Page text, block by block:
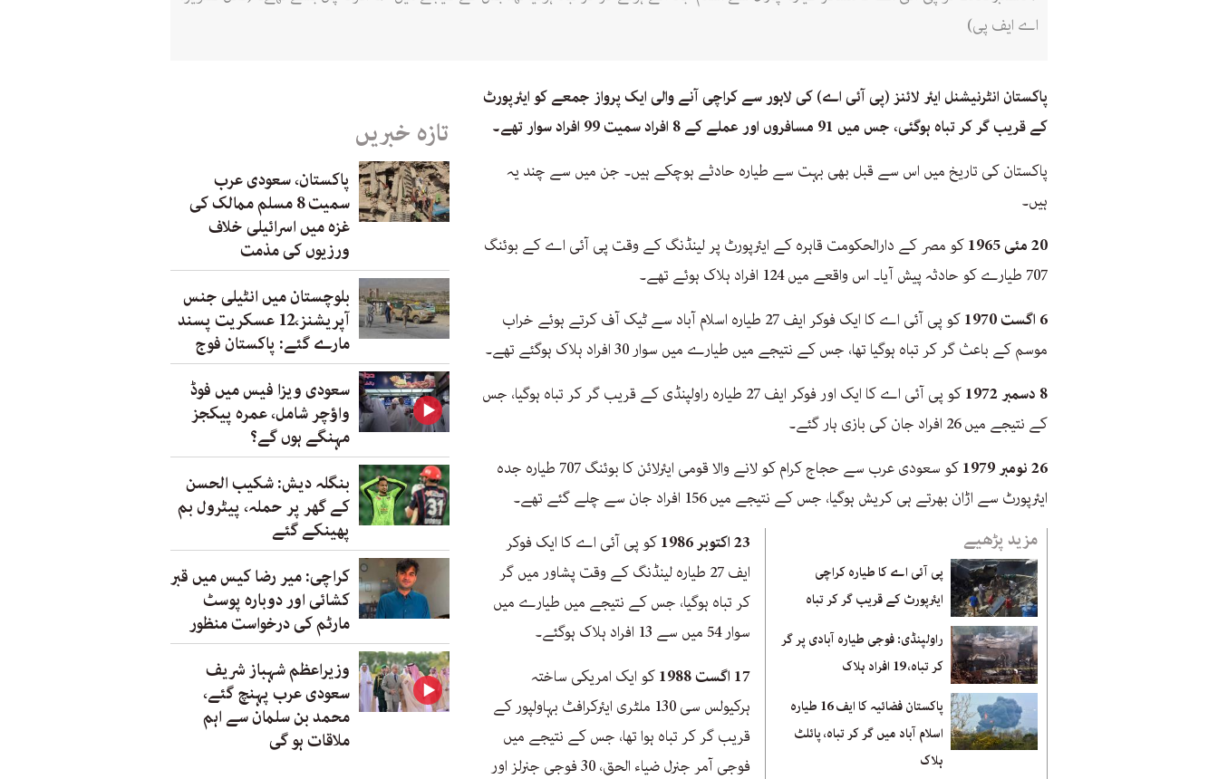
اے ایف پی)
پاکستان انٹرنیشنل ایئر لائنز (پی آئی اے) کی لاہور سے کراچی آنے والی ایک پرواز جمعے کو ایئرپورٹ
کے قریب گر کر تباہ ہوگئی، جس میں 91 مسافروں اور عملے کے 8 افراد سمیت 99 افراد سوار تھے۔
پاکستان کی تاریخ میں اس سے قبل بھی بہت سے طیارہ حادثے ہوچکے ہیں۔ جن میں سے چند یہ
ہیں۔
20 مئی 1965
کو مصر کے دارالحکومت قاہرہ کے ایئرپورٹ پر لینڈنگ کے وقت پی آئی اے کے بوئنگ
707 طیارے کو حادثہ پیش آیا۔ اس واقعے میں 124 افراد ہلاک ہوئے تھے۔
6 اگست 1970
کو پی آئی اے کا ایک فوکر ایف 27 طیارہ اسلام آباد سے ٹیک آف کرتے ہوئے خراب
موسم کے باعث گر کر تباہ ہوگیا تھا، جس کے نتیجے میں طیارے میں سوار 30 افراد ہلاک ہوگئے تھے۔
8 دسمبر 1972
کو پی آئی اے کا ایک اور فوکر ایف 27 طیارہ راولپنڈی کے قریب گر کر تباہ ہوگیا، جس
کے نتیجے میں 26 افراد جان کی بازی ہار گئے۔
26 نومبر 1979
کو سعودی عرب سے حجاج کرام کو لانے والا قومی ایئرلائن کا بوئنگ 707 طیارہ جدہ
ایئرپورٹ سے اڑان بھرتے ہی کریش ہوگیا، جس کے نتیجے میں 156 افراد جان سے چلے گئے تھے۔
مزید پڑھیے
پی آئی اے کا طیارہ کراچی
ایئرپورٹ کے قریب گر کر تباہ
راولپنڈی: فوجی طیارہ آبادی پر گر
کر تباہ، 19 افراد ہلاک
پاکستان فضائیہ کا ایف 16 طیارہ
اسلام آباد میں گر کر تباہ، پائلٹ
ہلاک
23 اکتوبر 1986
کو پی آئی اے کا ایک فوکر
ایف 27 طیارہ لینڈنگ کے وقت پشاور میں گر
کر تباہ ہوگیا، جس کے نتیجے میں طیارے میں
سوار 54 میں سے 13 افراد ہلاک ہوگئے۔
17 اگست 1988
کو ایک امریکی ساختہ
ہرکیولس سی 130 ملٹری ایئرکرافٹ بہاولپور کے
قریب گر کر تباہ ہوا تھا، جس کے نتیجے میں
فوجی آمر جنرل ضیاء الحق، 30 فوجی جنرلز اور
تازہ خبریں
پاکستان، سعودی عرب
سمیت 8 مسلم ممالک کی
غزہ میں اسرائیلی خلاف
ورزیوں کی مذمت
بلوچستان میں انٹیلی جنس
آپریشنز،12 عسکریت پسند
مارے گئے: پاکستان فوج
سعودی ویزا فیس میں فوڈ
واؤچر شامل، عمرہ پیکجز
مہنگے ہوں گے؟
بنگلہ دیش: شکیب الحسن
کے گھر پر حملہ، پیٹرول بم
پھینکے گئے
کراچی: میر رضا کیس میں قبر
کشائی اور دوبارہ پوسٹ
مارٹم کی درخواست منظور
وزیراعظم شہباز شریف
سعودی عرب پہنچ گئے،
محمد بن سلمان سے اہم
ملاقات ہو گی